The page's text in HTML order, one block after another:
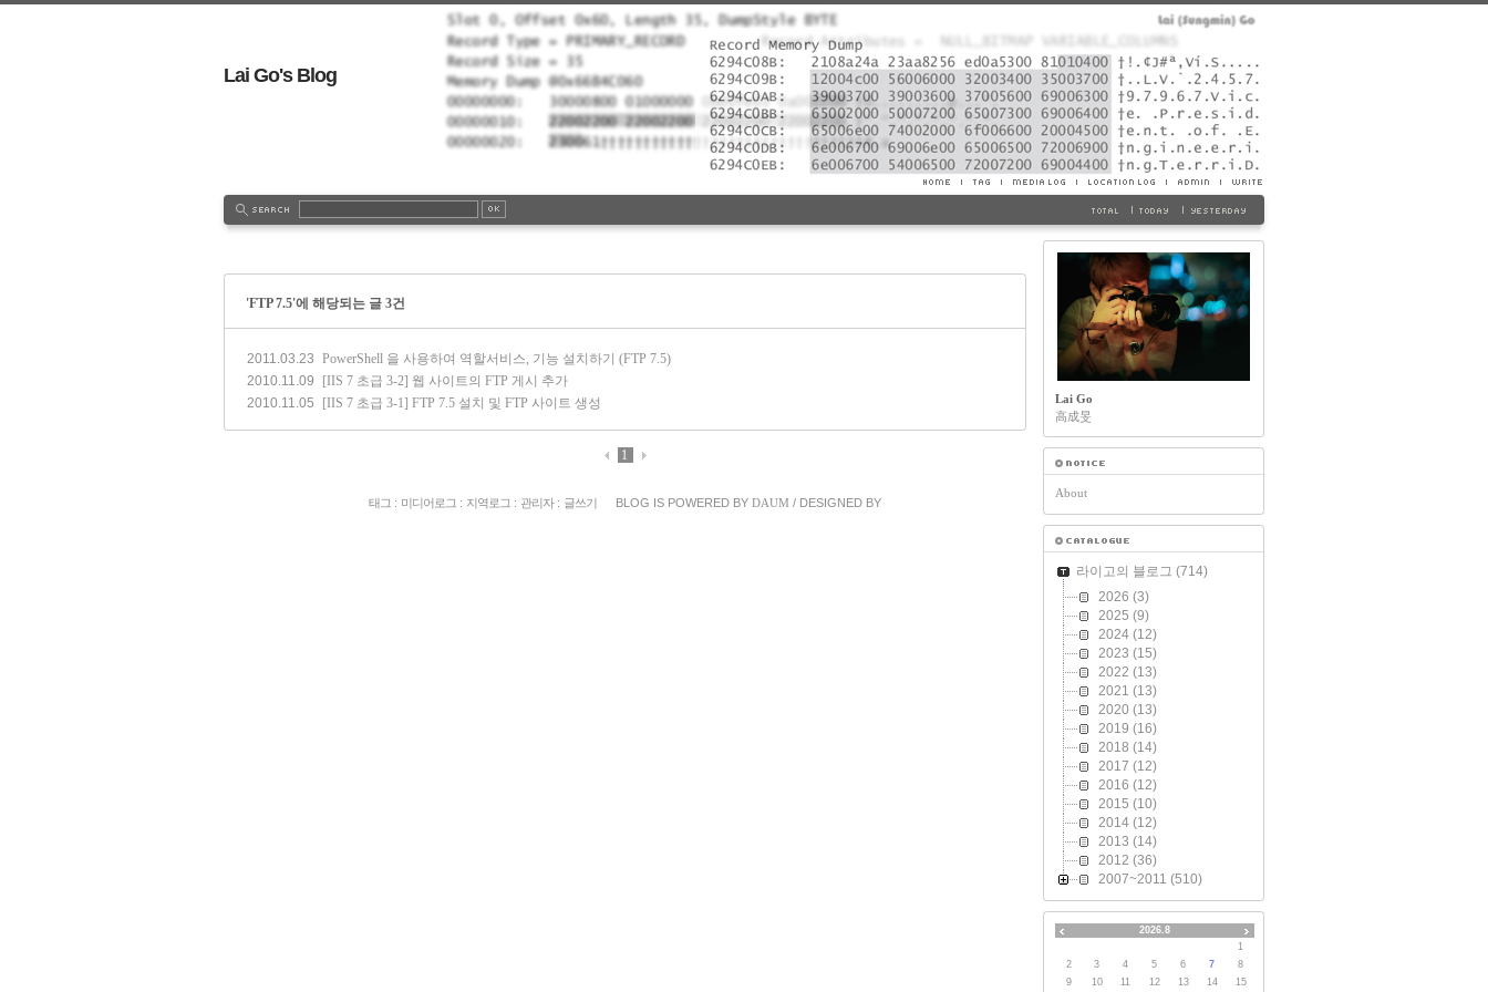
Lai Go's Blog
'FTP 7.5'에 해당되는 글 3건
2011.03.23 PowerShell 을 사용하여 역할서비스, 기능 설치하기 (FTP 7.5)
2010.11.09
[IIS 7 초급 3-2] 웹 사이트의 FTP 게시 추가
2010.11.05
[IIS 7 초급 3-1] FTP 7.5 설치 및 FTP 사이트 생성
1
태그 : 미디어로그 : 지역로그 : 관리자: 글쓰기 BLOG IS POWERED BY DAUM / DESIGNED BY
Lai Go
高成旻
About
라이고의 블로그 (714)
2026 (3)
2025 (9)
2024 (12)
2023 (15)
2022 (13)
2021 (13)
2020 (13)
2019 (16)
2018 (14)
2017 (12)
2016 (12)
2015 (10)
2014 (12)
2013 (14)
2012 (36)
2007~2011 (510)
2026.8
1
2
3 4 5 6 7
8
9
10 11 12 13 14 15